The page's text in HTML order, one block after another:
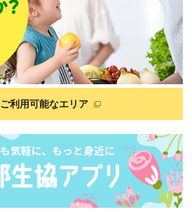
ご利用可能なエリア